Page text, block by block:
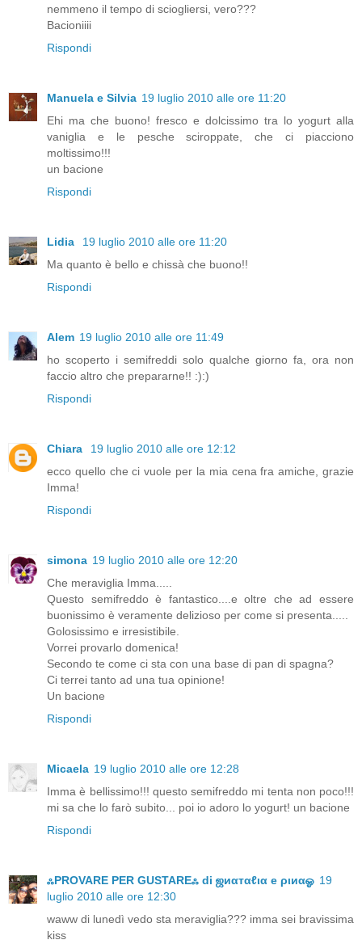
nemmeno il tempo di sciogliersi, vero???
Bacioniiii
Rispondi
Manuela e Silvia 19 luglio 2010 alle ore 11:20
Ehi ma che buono! fresco e dolcissimo tra lo yogurt alla
vaniglia e le pesche sciroppate, che ci piacciono
moltissimo!!!
un bacione
Rispondi
Lidia
19 luglio 2010 alle ore 11:20
Ma quanto è bello e chissà che buono!!
Rispondi
Alem 19 luglio 2010 alle ore 11:49
ho scoperto i semifreddi solo qualche giorno fa, ora non
faccio altro che prepararne!! :):)
Rispondi
Chiara
19 luglio 2010 alle ore 12:12
ecco quello che ci vuole per la mia cena fra amiche, grazie
Imma!
Rispondi
simona 19 luglio 2010 alle ore 12:20
Che meraviglia Imma.....
Questo semifreddo è fantastico....e oltre che ad essere
buonissimo è veramente delizioso per come si presenta.....
Golosissimo e irresistibile.
Vorrei provarlo domenica!
Secondo te come ci sta con una base di pan di spagna?
Ci terrei tanto ad una tua opinione!
Un bacione
Rispondi
Micaela 19 luglio 2010 alle ore 12:28
Imma è bellissimo!!! questo semifreddo mi tenta non poco!!!
mi sa che lo farò subito... poi io adoro lo yogurt! un bacione
Rispondi
ஃPROVARE PER GUSTAREஃ di ஜиαтαℓια e ριиαஓ 19
luglio 2010 alle ore 12:30
waww di lunedì vedo sta meraviglia??? imma sei bravissima
kiss